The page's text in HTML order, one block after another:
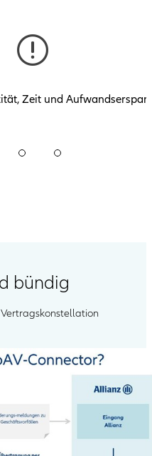
Zeit und
bündig